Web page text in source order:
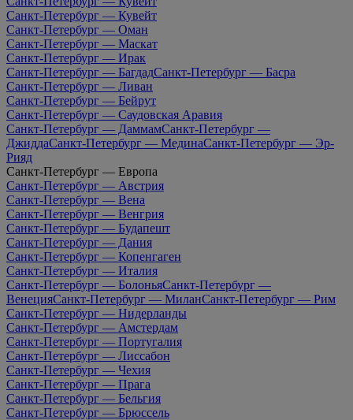
Санкт-Петербург — Кувейт
Санкт-Петербург — Оман
Санкт-Петербург — Маскат
Санкт-Петербург — Ирак
Санкт-Петербург — БагдадСанкт-Петербург — Басра
Санкт-Петербург — Ливан
Санкт-Петербург — Бейрут
Санкт-Петербург — Саудовская Аравия
Санкт-Петербург — ДаммамСанкт-Петербург —
ДжиддаСанкт-Петербург — МединаСанкт-Петербург — Эр-
Рияд
Санкт-Петербург — Европа
Санкт-Петербург — Австрия
Санкт-Петербург — Вена
Санкт-Петербург — Венгрия
Санкт-Петербург — Будапешт
Санкт-Петербург — Дания
Санкт-Петербург — Копенгаген
Санкт-Петербург — Италия
Санкт-Петербург — БолоньяСанкт-Петербург —
ВенецияСанкт-Петербург — МиланСанкт-Петербург — Рим
Санкт-Петербург — Нидерланды
Санкт-Петербург — Амстердам
Санкт-Петербург — Португалия
Санкт-Петербург — Лиссабон
Санкт-Петербург — Чехия
Санкт-Петербург — Прага
Санкт-Петербург — Бельгия
Санкт-Петербург — Брюссель